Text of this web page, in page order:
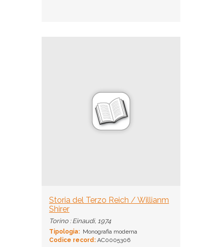
Storia del Terzo Reich / Willianm
Shirer
Torino : Einaudi, 1974
Tipologia: Monografia moderna
Codice record: AC0005306